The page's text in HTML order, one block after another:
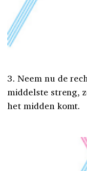
3. Neem nu de
middelste streng,
het midden komt.